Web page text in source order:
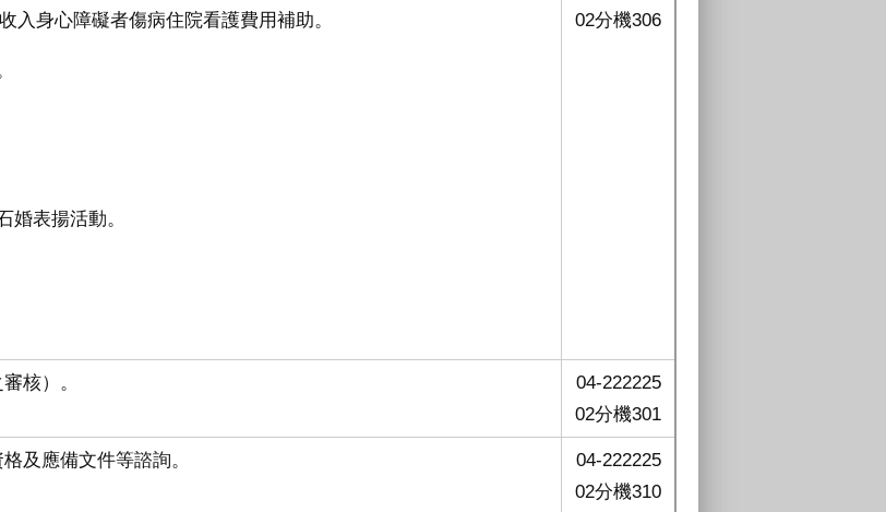
入身心障礙者傷病住院看護費用補助。
婚表揚活動。
02分機306
核）。
04-222225
02分機301
及應備文件等諮詢。
04-222225
02分機310